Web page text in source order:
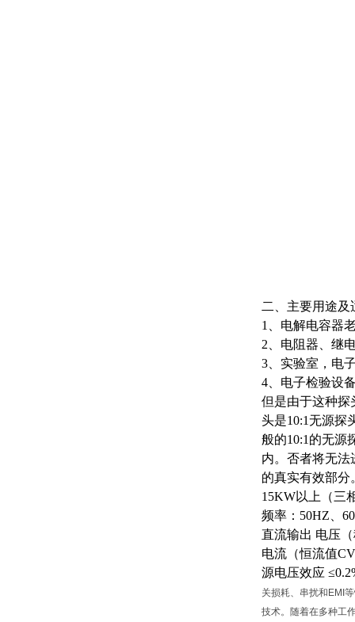
二、主要用途及
1、电解电容器
2、电阻器、继
3、实验室，电
4、电子检验设
但是由于这种探
头是10:1无源探
般的10:1的无源
内。否者将无法
的真实有效部分
15KW以上（三
频率： 50HZ、
直流输出 电压
电流（恒流值
源电压效应
关损耗、串扰和EMI
技术。随着在多种工